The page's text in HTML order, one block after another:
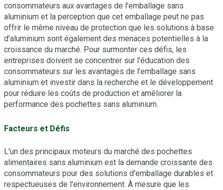
consommateurs aux avantages de l'emballage sans
aluminium et la perception que cet emballage peut ne pas
offrir le même niveau de protection que les solutions à base
d'aluminium sont également des menaces potentielles à la
croissance du marché. Pour surmonter ces défis, les
entreprises doivent se concentrer sur l'éducation des
consommateurs sur les avantages de l'emballage sans
aluminium et investir dans la recherche et le développement
pour réduire les coûts de production et améliorer la
performance des pochettes sans aluminium.
Facteurs et Défis
L'un des principaux moteurs du marché des pochettes
alimentaires sans aluminium est la demande croissante des
consommateurs pour des solutions d'emballage durables et
respectueuses de l'environnement. À mesure que les